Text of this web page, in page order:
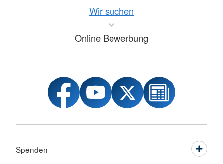
Wir suchen
Online Bewerbung
Spenden